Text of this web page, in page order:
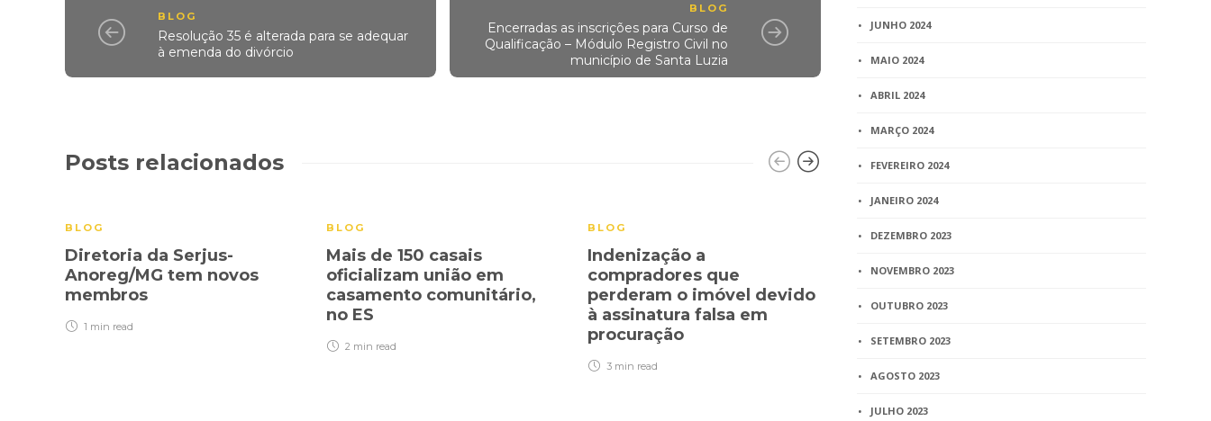
BLOG
Resolução 35 é alterada para se adequar
à emenda do divórcio
BLOG
Encerradas as inscrições para Curso de
Qualificação – Módulo Registro Civil no
município de Santa Luzia
Posts relacionados
BLOG
Diretoria da Serjus-
Anoreg/MG tem novos
membros
1 min read
BLOG
Mais de 150 casais
oficializam união em
casamento comunitário,
no ES
2 min read
BLOG
Indenização a
compradores que
perderam o imóvel devido
à assinatura falsa em
procuração
3 min read
Inventário – Colação –
Testamenteiro
1 minread
JUNHO 2024
MAIO 2024
ABRIL 2024
MARÇO 2024
FEVEREIRO 2024
JANEIRO 2024
DEZEMBRO 2023
NOVEMBRO 2023
OUTUBRO 2023
SETEMBRO 2023
AGOSTO 2023
JULHO 2023